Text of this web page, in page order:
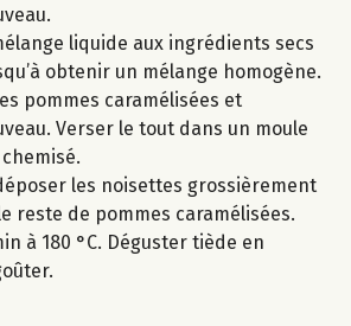
liquide aux ingrédients secs
obtenir un mélange homogène.
pommes caramélisées et
Verser le tout dans un moule
les noisettes grossièrement
reste de pommes caramélisées.
à 180 °C. Déguster tiède en